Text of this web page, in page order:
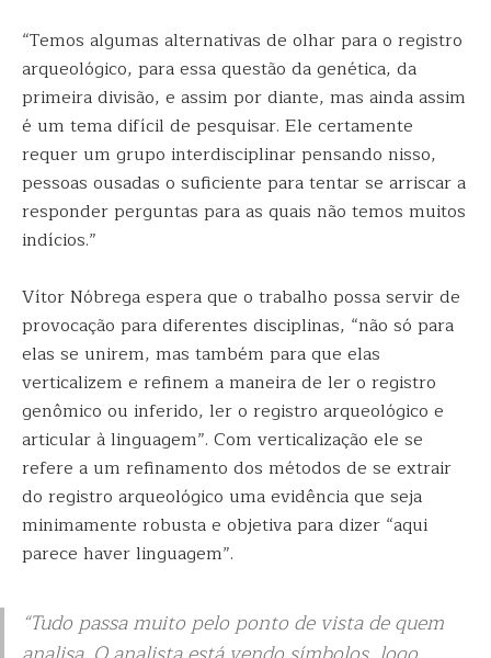
“Temos algumas alternativas de olhar para o registro
arqueológico, para essa questão da genética, da
primeira divisão, e assim por diante, mas ainda assim
é um tema difícil de pesquisar. Ele certamente
requer um grupo interdisciplinar pensando nisso,
pessoas ousadas o suficiente para tentar se arriscar a
responder perguntas para as quais não temos muitos
indícios.”
Vítor Nóbrega espera que o trabalho possa servir de
provocação para diferentes disciplinas, “não só para
elas se unirem, mas também para que elas
verticalizem e refinem a maneira de ler o registro
genômico ou inferido, ler o registro arqueológico e
articular à linguagem”. Com verticalização ele se
refere a um refinamento dos métodos de se extrair
do registro arqueológico uma evidência que seja
minimamente robusta e objetiva para dizer “aqui
parece haver linguagem”.
“Tudo passa muito pelo ponto de vista de quem